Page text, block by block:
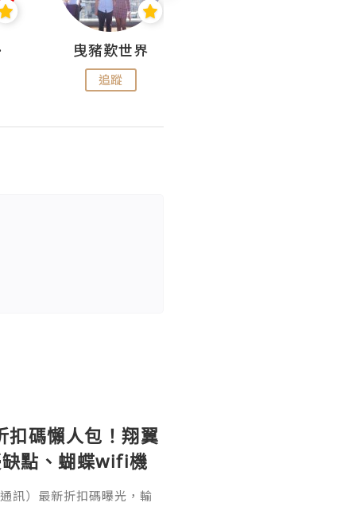
曳豬歎世界
追蹤
碼懶人包！翔翼
點、蝴蝶wifi機
訊）最新折扣碼曝光，輸